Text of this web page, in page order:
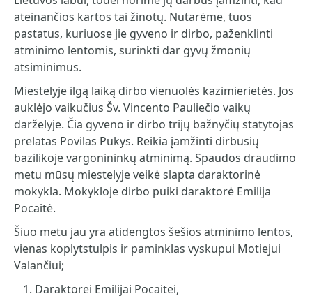
ateinančios kartos tai žinotų. Nutarėme, tuos
pastatus, kuriuose jie gyveno ir dirbo, paženklinti
atminimo lentomis, surinkti dar gyvų žmonių
atsiminimus.
Miestelyje ilgą laiką dirbo vienuolės kazimierietės. Jos
auklėjo vaikučius Šv. Vincento Pauliečio vaikų
darželyje. Čia gyveno ir dirbo trijų bažnyčių statytojas
prelatas Povilas Pukys. Reikia įamžinti dirbusių
bazilikoje vargonininkų atminimą. Spaudos draudimo
metu mūsų miestelyje veikė slapta daraktorinė
mokykla. Mokykloje dirbo puiki daraktorė Emilija
Pocaitė.
Šiuo metu jau yra atidengtos šešios atminimo lentos,
vienas koplytstulpis ir paminklas vyskupui Motiejui
Valančiui;
Daraktorei Emilijai Pocaitei,